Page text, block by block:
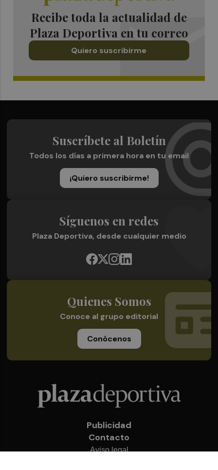
Recibe toda la actualidad de
Plaza Deportiva en tu correo
Quiero suscribirme
Suscríbete al Boletín
Todos los días a primera hora en tu email
¡Quiero suscribirme!
Síguenos en redes
Plaza Deportiva, desde cualquier medio
Quienes Somos
Conoce al grupo editorial
Conócenos
Publicidad
Contacto
Aviso legal